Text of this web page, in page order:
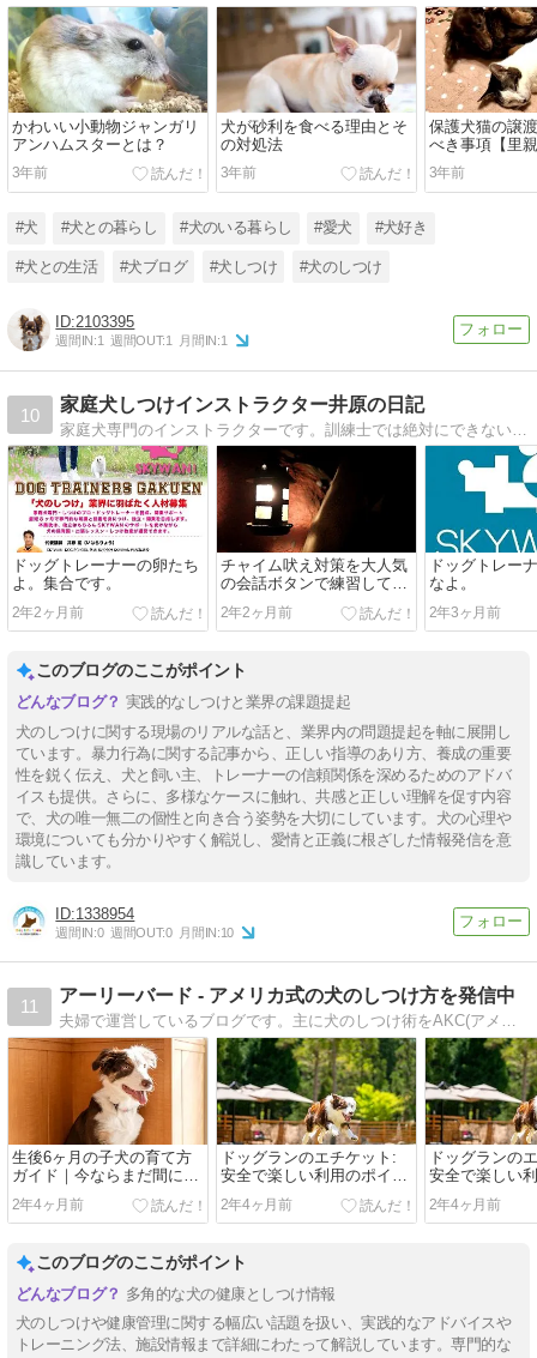
かわいい小動物ジャンガリ
アンハムスターとは？
3年前
犬が砂利を食べる理由とそ
の対処法
3年前
保護犬猫の譲
べき事項【里
場合】
3年前
#犬 #犬との暮らし #犬のいる暮らし #愛犬 #犬好き
#犬との生活 #犬ブログ #犬しつけ #犬のしつけ
2103395
週間IN:1 週間OUT:1 月間IN:1
10
家庭犬しつけインストラクター井原の日記
ドッグトレーナーの卵たち
よ。集合です。
2年2ヶ月前
チャイム吠え対策を大人気
の会話ボタンで練習してみ
ました。
2年2ヶ月前
ドッグトレー
なよ。
2年3ヶ月前
このブログのここがポイント
実践的なしつけと業界の課題提起
犬のしつけに関する現場のリアルな話と、業界内の問題提起を軸に展開し
ています。暴力行為に関する記事から、正しい指導のあり方、養成の重要
性を鋭く伝え、犬と飼い主、トレーナーの信頼関係を深めるためのアドバ
イスも提供。さらに、多様なケースに触れ、共感と正しい理解を促す内容
で、犬の唯一無二の個性と向き合う姿勢を大切にしています。犬の心理や
環境についても分かりやすく解説し、愛情と正義に根ざした情報発信を意
識しています。
1338954
週間IN:0 週間OUT:0 月間IN:10
11
アーリーバード - アメリカ式の犬のしつけ方を発信中
夫婦で運営しているブログです。主に犬のしつけ術をAKC(アメリカンケネルクラブ)で紹介されている方法を取り入れて発信しています。犬の問題行動でお困りの方の参考になれば幸いです。
生後6ヶ月の子犬の育て方
ガイド｜今ならまだ間に合
う基本のしつけ
2年4ヶ月前
ドッグランのエチケット:
安全で楽しい利用のポイン
ト
2年4ヶ月前
ドッグランの
安全で楽しい
ト
2年4ヶ月前
このブログのここがポイント
多角的な犬の健康としつけ情報
犬のしつけや健康管理に関する幅広い話題を扱い、実践的なアドバイスや
トレーニング法、施設情報まで詳細にわたって解説しています。専門的な